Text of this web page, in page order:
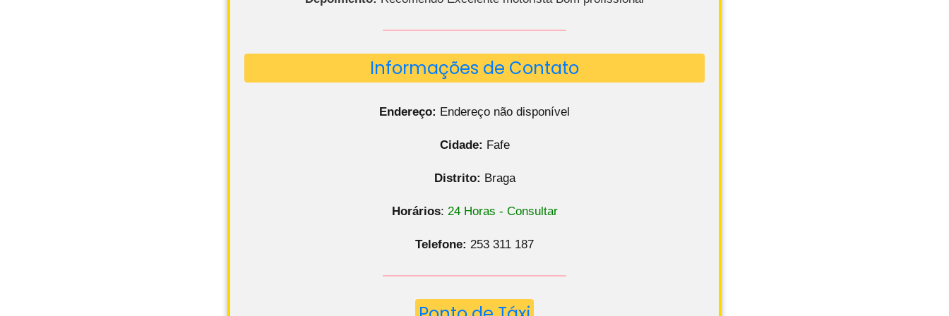
Informações de Contato
Endereço: Endereço não disponível
Cidade: Fafe
Distrito: Braga
Horários: 24 Horas - Consultar
Telefone: 253 311 187